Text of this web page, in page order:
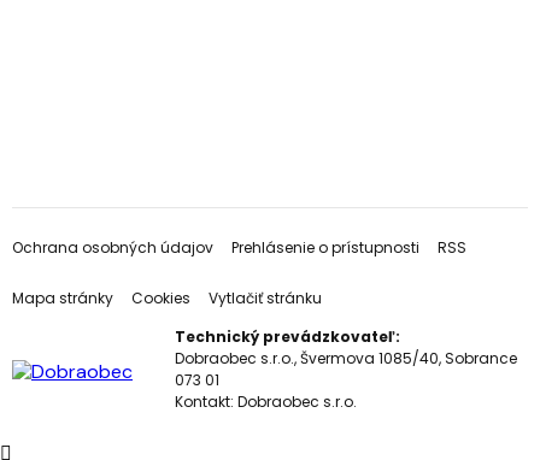
Ochrana osobných údajov Prehlásenie o prístupnosti RSS
Mapa stránky Cookies
Vytlačiť stránku
Technický prevádzkovateľ:
Dobraobec s.r.o., Švermova 1085/40, Sobrance
073 01
Kontakt: Dobraobec s.r.o.